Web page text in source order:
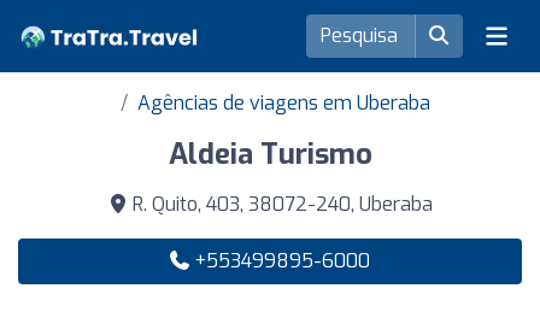
Agências de viagens em Uberaba
Aldeia Turismo
R. Quito, 403, 38072-240, Uberaba
+553499895-6000